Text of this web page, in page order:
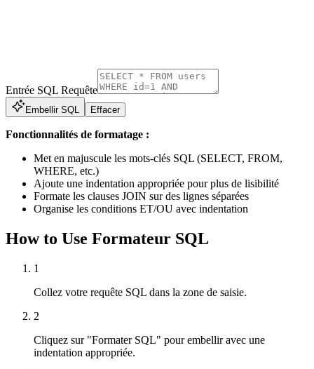
Entrée SQL Requête
Embellir SQL Effacer
Fonctionnalités de formatage :
Met en majuscule les mots-clés SQL (SELECT, FROM,
WHERE, etc.)
Ajoute une indentation appropriée pour plus de lisibilité
Formate les clauses JOIN sur des lignes séparées
Organise les conditions ET/OU avec indentation
How to Use Formateur SQL
1
Collez votre requête SQL dans la zone de saisie.
2
Cliquez sur "Formater SQL" pour embellir avec une
indentation appropriée.